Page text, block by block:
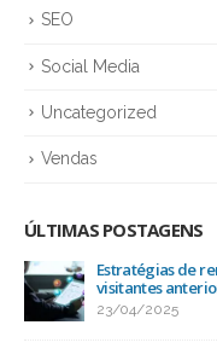
SEO
Social Media
Uncategorized
Vendas
ÚLTIMAS POSTAGENS
a atenção de